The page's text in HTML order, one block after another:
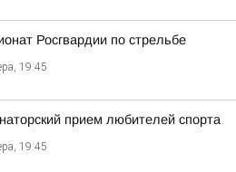
Росгвардии по стрельбе
19:45
прием любителей спорта
19:45